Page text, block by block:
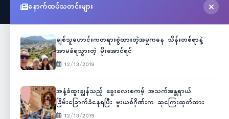
©2026Myanmar Cele News
နောက်ထပ်သတင်းများ
ချစ်သူဟောင်းကတရားစွဲထားတဲ့အမှုကနေ သိန်းတစ်ရာနဲ့
အာမခံရသွားတဲ့ မိုးအောင်ရင်
12/13/2019
အနံ့ခံထူးချွန်သည့် ခွေးလေးစကမ့် အသက်အန္တရာယ်
ခြိမ်းခြောက်ခံနေရပြီး မူးယစ်ဂိုဏ်းက ဆုကြေးထုတ်ထား
12/13/2019